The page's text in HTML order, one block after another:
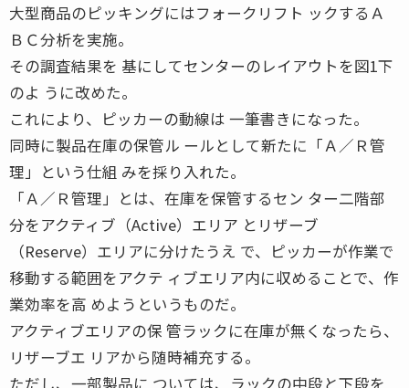
大型商品のピッキングにはフォークリフト ックするＡ
ＢＣ分析を実施。
その調査結果を 基にしてセンターのレイアウトを図1下
のよ うに改めた。
これにより、ピッカーの動線は 一筆書きになった。
同時に製品在庫の保管ル ールとして新たに「Ａ／Ｒ管
理」という仕組 みを採り入れた。
「Ａ／Ｒ管理」とは、在庫を保管するセン ター二階部
分をアクティブ（Active）エリア とリザーブ
（Reserve）エリアに分けたうえ で、ピッカーが作業で
移動する範囲をアクテ ィブエリア内に収めることで、作
業効率を高 めようというものだ。
アクティブエリアの保 管ラックに在庫が無くなったら、
リザーブエ リアから随時補充する。
ただし、一部製品に ついては、ラックの中段と下段を